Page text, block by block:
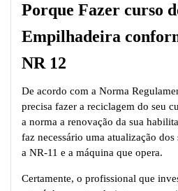
Porque Fazer curso
Empilhadeira
NR 12
De acordo com a Norma
precisa fazer a reciclagem do seu
a norma a renovação da sua
faz necessário uma atualização
a NR-11 e a máquina que opera.
Certamente, o profissional que